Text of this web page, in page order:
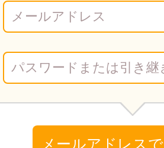
メールアドレス